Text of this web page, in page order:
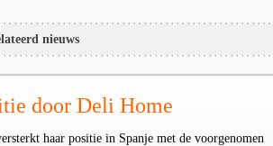
nieuws
door Deli Home
haar positie in Spanje met de voorgenomen